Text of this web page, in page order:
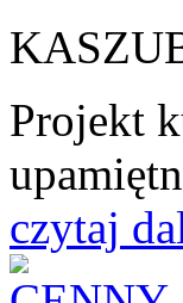
Projekt
czytaj